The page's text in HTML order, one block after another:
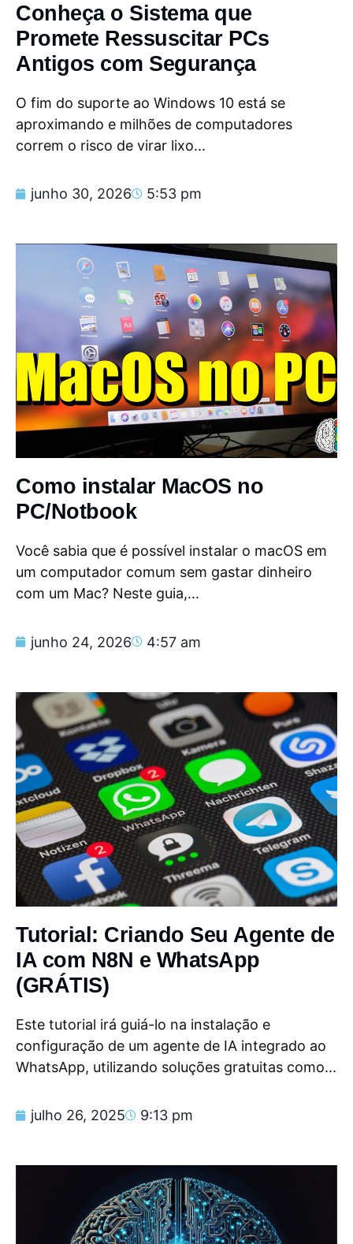
Conheça o Sistema que
Promete Ressuscitar PCs
Antigos com Segurança
O fim do suporte ao Windows 10 está se
aproximando e milhões de computadores
correm o risco de virar lixo...
junho 30, 2026 5:53 pm
Como instalar MacOS no
PC/Notbook
Você sabia que é possível instalar o macOS em
um computador comum sem gastar dinheiro
com um Mac? Neste guia,...
junho 24, 2026 4:57 am
Tutorial: Criando Seu Agente de
IA com N8N e WhatsApp
(GRÁTIS)
Este tutorial irá guiá-lo na instalação e
configuração de um agente de IA integrado ao
WhatsApp, utilizando soluções gratuitas como...
julho 26, 2025 9:13 pm